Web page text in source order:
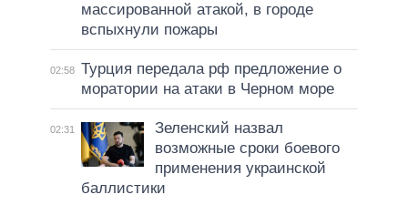
массированной атакой, в городе
вспыхнули пожары
02:58 Турция передала рф предложение о
моратории на атаки в Черном море
02:31
Зеленский назвал
возможные сроки боевого
применения украинской
баллистики